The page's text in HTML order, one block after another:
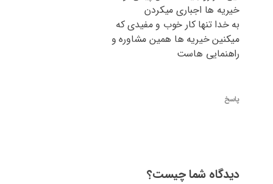
خیریه ها اجباری میکردن
به خدا تنها کار خوب و مفیدی که
میکنین خیریه ها همین مشاوره و
راهنمایی هاست
پاسخ
دیدگاه شما چیست؟